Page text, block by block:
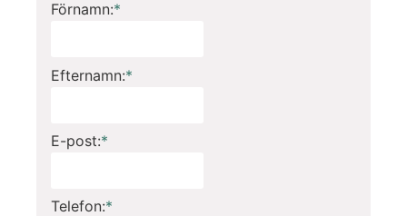
Förnamn:*
Efternamn:*
E-post:*
Telefon:*